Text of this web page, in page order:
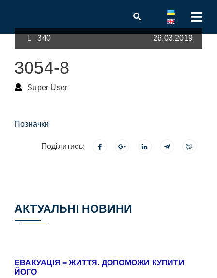
340 26.03.2019
3054-8
Super User
Позначки
Поділитись:
АКТУАЛЬНІ НОВИНИ
ЕВАКУАЦІЯ = ЖИТТЯ. ДОПОМОЖИ КУПИТИ
ЙОГО